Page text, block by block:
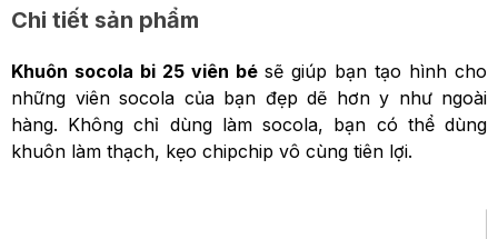
Chi tiết sản phẩm
Khuôn socola bi 25 viên bésẽ giúp bạn tạo hình cho
những viên socola của bạn đẹp dẽ hơn y như ngoài
hàng. Không chỉ dùng làm socola, bạn có thể dùng
khuôn làm thạch, kẹo chipchip vô cùng tiên lợi.